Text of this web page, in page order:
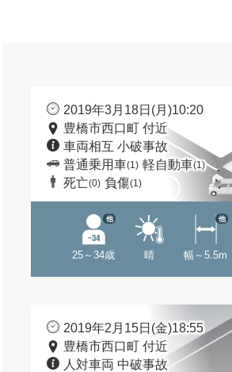
2019年3月18日(月)10:20
豊橋市西口町 付近
車両相互 小破事故
普通乗用車(1) 軽自動車(1)
死亡(0) 負傷(1)
25～34歳
他
晴 幅～5.5m
他
2019年2月15日(金)18:55
豊橋市西口町 付近
人対車両 中破事故